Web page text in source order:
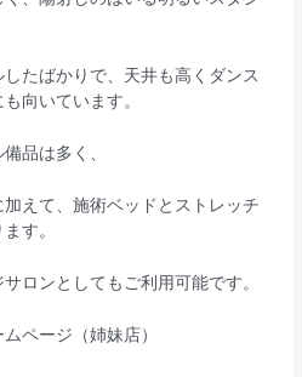
たばかりで、天井も高くダンス
向いています。
品は多く、
えて、施術ベッドとストレッチ
す。
ロンとしてもご利用可能です。
ページ（姉妹店）